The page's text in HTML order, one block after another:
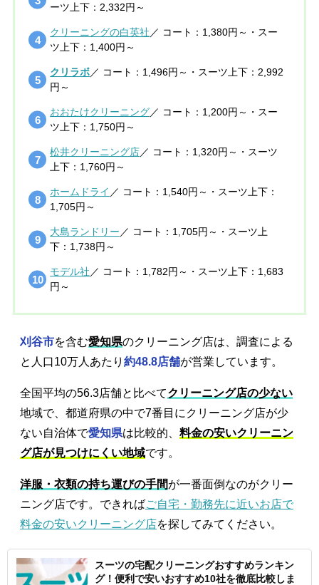
ーツ上下：2,332円～
クリーニングの白英社 ／ コート：1,380円～・スー
ツ上下：1,400円～
クリラボ／ コート：1,496円～・スーツ上下：2,992
円～
おおたけクリーニング／ コート：1,200円～・スー
ツ上下：1,750円～
松井クリーニング店／ コート：1,320円～・スーツ
上下：1,760円～
ホームドライ ／ コート：1,540円～・スーツ上下：
1,705円～
大島ランドリー ／ コート：1,705円～・スーツ上
下：1,738円～
モデル社 ／ コート：1,782円～・スーツ上下：1,683
円～
刈谷市を含む愛知県のクリーニング店は、調査による
と人口10万人あたり 約48.8店舗が営業しています。
全国平均の56.3店舗と比べてクリーニング店の少ない
地域で、都道府県の中で7番目にクリーニング店が少
ない自治体で愛知県は比較的、 料金の安いクリーニン
グ店が見つけにくい地域です。
洋服・衣類の持ち運びの手間が一番面倒なのがクリー
ニング店です。できればご自宅・勤務先に近いお店で
料金の安いクリーニング店を探してみてください。
スーツの宅配クリーニングおすすめランキン
グ！便利で安いおすすめ10社を徹底比較しま